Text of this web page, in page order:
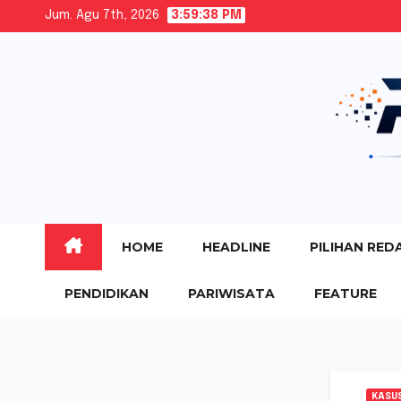
Jum. Agu 7th, 2026 3:59:39 PM
HOME HEADLINE PILIHAN
PENDIDIKAN PARIWISATA FEATURE